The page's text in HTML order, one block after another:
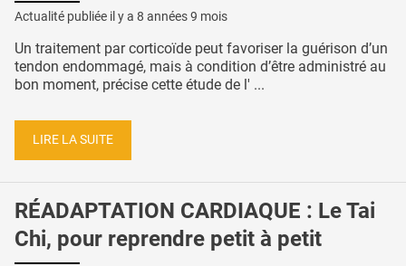
Actualité publiée il y a 8 années 9 mois
Un traitement par corticoïde peut favoriser la guérison d’un
tendon endommagé, mais à condition d’être administré au
bon moment, précise cette étude de l' ...
LIRE LA SUITE
RÉADAPTATION CARDIAQUE : Le Tai
Chi, pour reprendre petit à petit